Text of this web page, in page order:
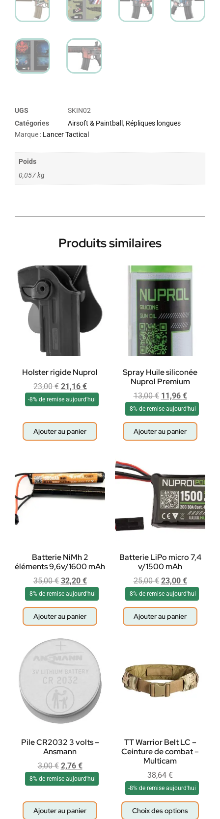
UGS
SKIN02
Catégories
Airsoft & Paintball , Répliques longues
Marque : Lancer Tactical
Poids
0,057 kg
Produits similaires
Holster rigide Nuprol
23,00€ 21,16 €
-8% de remise aujourd'hui
Ajouter au panier
Spray Huile siliconée
Nuprol Premium
13,00€ 11,96 €
-8% de remise aujourd'hui
Ajouter au panier
Batterie NiMh 2
éléments 9,6v/1600 mAh
35,00€ 32,20 €
-8% de remise aujourd'hui
Ajouter au panier
Batterie LiPo micro 7,4
v/1500 mAh
25,00€ 23,00 €
-8% de remise aujourd'hui
Ajouter au panier
Pile CR2032 3 volts –
Ansmann
3,00€ 2,76 €
-8% de remise aujourd'hui
Ajouter au panier
TT Warrior Belt LC –
Ceinture de combat –
Multicam
38,64 €
-8% de remise aujourd'hui
Choix des options